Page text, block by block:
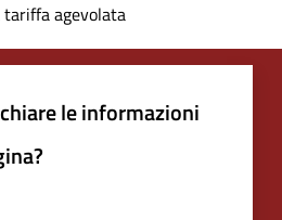
tariffa agevolata
le informazioni